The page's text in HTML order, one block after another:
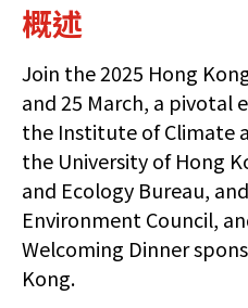
概述
Join the 2025 Hong
and 25 March, a pivotal
the Institute of Climate
the University of Hong
and Ecology Bureau,
Environment Council,
Welcoming Dinner
Kong.